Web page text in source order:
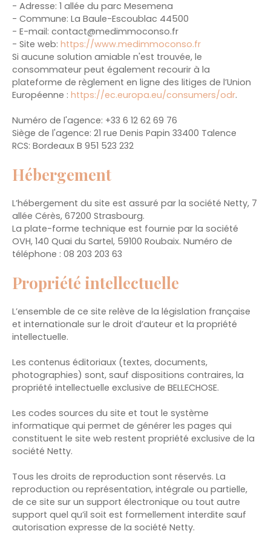
- Adresse: 1 allée du parc Mesemena
- Commune: La Baule-Escoublac 44500
- E-mail: contact@medimmoconso.fr
- Site web: https://www.medimmoconso.fr
Si aucune solution amiable n'est trouvée, le
consommateur peut également recourir à la
plateforme de règlement en ligne des litiges de l’Union
Européenne : https://ec.europa.eu/consumers/odr.
Numéro de l'agence: +33 6 12 62 69 76
Siège de l'agence: 21 rue Denis Papin 33400 Talence
RCS: Bordeaux B 951 523 232
Hébergement
L’hébergement du site est assuré par la société Netty, 7
allée Cérès, 67200 Strasbourg.
La plate-forme technique est fournie par la société
OVH, 140 Quai du Sartel, 59100 Roubaix. Numéro de
téléphone : 08 203 203 63
Propriété intellectuelle
L’ensemble de ce site relève de la législation française
et internationale sur le droit d’auteur et la propriété
intellectuelle.
Les contenus éditoriaux (textes, documents,
photographies) sont, sauf dispositions contraires, la
propriété intellectuelle exclusive de BELLECHOSE.
Les codes sources du site et tout le système
informatique qui permet de générer les pages qui
constituent le site web restent propriété exclusive de la
société Netty.
Tous les droits de reproduction sont réservés. La
reproduction ou représentation, intégrale ou partielle,
de ce site sur un support électronique ou tout autre
support quel qu’il soit est formellement interdite sauf
autorisation expresse de la société Netty.